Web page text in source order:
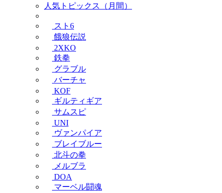
人気トピックス（月間）
スト6
餓狼伝説
2XKO
鉄拳
グラブル
バーチャ
KOF
ギルティギア
サムスピ
UNI
ヴァンパイア
ブレイブルー
北斗の拳
メルブラ
DOA
マーベル闘魂